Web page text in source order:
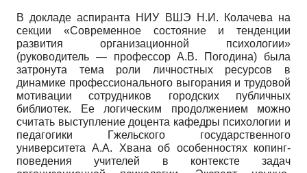
В докладе аспиранта НИУ ВШЭ Н.И. Колачева на
секции «Современное состояние и тенденции
развития организационной психологии»
(руководитель — профессор А.В. Погодина) была
затронута тема роли личностных ресурсов в
динамике профессионального выгорания и трудовой
мотивации сотрудников городских публичных
библиотек. Ее логическим продолжением можно
считать выступление доцента кафедры психологии и
педагогики Гжельского государственного
университета А.А. Хвана об особенностях копинг-
поведения учителей в контексте задач